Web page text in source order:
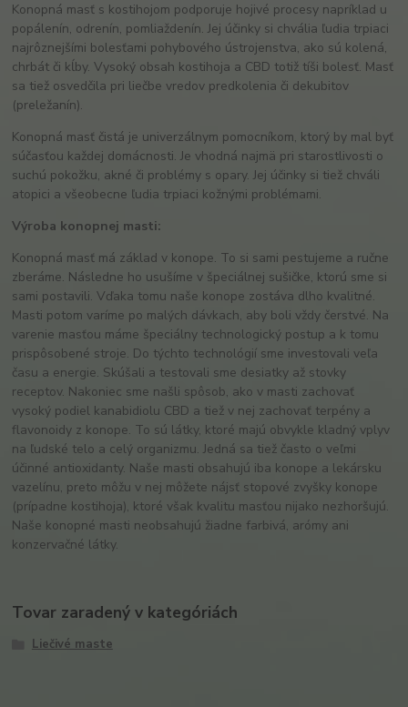
Konopná masť s kostihojom podporuje hojivé procesy napríklad u
popálenín, odrenín, pomliaždenín. Jej účinky si chvália ľudia trpiaci
najrôznejšími bolesťami pohybového ústrojenstva, ako sú kolená,
chrbát či kĺby. Vysoký obsah kostihoja a CBD totiž tíši bolesť. Masť
sa tiež osvedčila pri liečbe vredov predkolenia či dekubitov
(preležanín).
Konopná masť čistá je univerzálnym pomocníkom, ktorý by mal byť
súčasťou každej domácnosti. Je vhodná najmä pri starostlivosti o
suchú pokožku, akné či problémy s opary. Jej účinky si tiež chváli
atopici a všeobecne ľudia trpiaci kožnými problémami.
Výroba konopnej masti:
Konopná masť má základ v konope. To si sami pestujeme a ručne
zberáme. Následne ho usušíme v špeciálnej sušičke, ktorú sme si
sami postavili. Vďaka tomu naše konope zostáva dlho kvalitné.
Masti potom varíme po malých dávkach, aby boli vždy čerstvé. Na
varenie masťou máme špeciálny technologický postup a k tomu
prispôsobené stroje. Do týchto technológií sme investovali veľa
času a energie. Skúšali a testovali sme desiatky až stovky
receptov. Nakoniec sme našli spôsob, ako v masti zachovať
vysoký podiel kanabidiolu CBD a tiež v nej zachovať terpény a
flavonoidy z konope. To sú látky, ktoré majú obvykle kladný vplyv
na ľudské telo a celý organizmu. Jedná sa tiež často o veľmi
účinné antioxidanty. Naše masti obsahujú iba konope a lekársku
vazelínu, preto môžu v nej môžete nájsť stopové zvyšky konope
(prípadne kostihoja), ktoré však kvalitu masťou nijako nezhoršujú.
Naše konopné masti neobsahujú žiadne farbivá, arómy ani
konzervačné látky.
Tovar zaradený v kategóriách
Liečivé maste